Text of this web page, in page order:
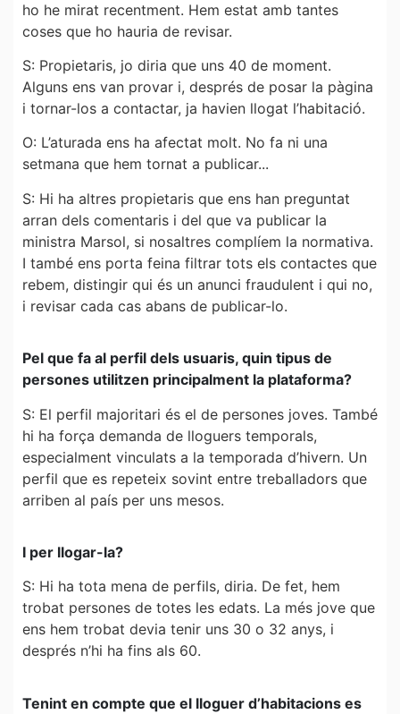
ho he mirat recentment. Hem estat amb tantes
coses que ho hauria de revisar.
S: Propietaris, jo diria que uns 40 de moment.
Alguns ens van provar i, després de posar la pàgina
i tornar-los a contactar, ja havien llogat l’habitació.
O: L’aturada ens ha afectat molt. No fa ni una
setmana que hem tornat a publicar...
S: Hi ha altres propietaris que ens han preguntat
arran dels comentaris i del que va publicar la
ministra Marsol, si nosaltres complíem la normativa.
I també ens porta feina filtrar tots els contactes que
rebem, distingir qui és un anunci fraudulent i qui no,
i revisar cada cas abans de publicar-lo.
Pel que fa al perfil dels usuaris, quin tipus de
persones utilitzen principalment la plataforma?
S: El perfil majoritari és el de persones joves. També
hi ha força demanda de lloguers temporals,
especialment vinculats a la temporada d’hivern. Un
perfil que es repeteix sovint entre treballadors que
arriben al país per uns mesos.
I per llogar-la?
S: Hi ha tota mena de perfils, diria. De fet, hem
trobat persones de totes les edats. La més jove que
ens hem trobat devia tenir uns 30 o 32 anys, i
després n’hi ha fins als 60.
Tenint en compte que el lloguer d’habitacions es